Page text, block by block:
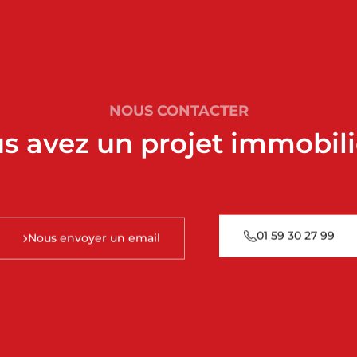
NOUS CONTACTER
avez un projet
Nous envoyer un email 01 59 30 27 99